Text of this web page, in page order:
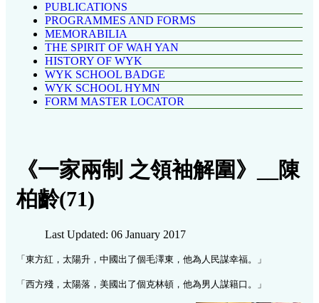
PUBLICATIONS
PROGRAMMES AND FORMS
MEMORABILIA
THE SPIRIT OF WAH YAN
HISTORY OF WYK
WYK SCHOOL BADGE
WYK SCHOOL HYMN
FORM MASTER LOCATOR
《一家兩制 之領袖解圍》__陳
柏齡(71)
Last Updated: 06 January 2017
「東方紅，太陽升，中國出了個毛澤東，他為人民謀幸福。」
「西方殘，太陽落，美國出了個克林頓，他為男人謀籍口。」